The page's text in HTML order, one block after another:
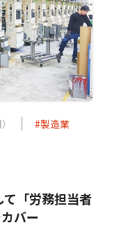
#製造業
「労務担当者
バー